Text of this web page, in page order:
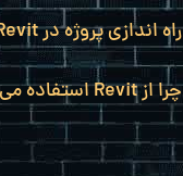
راه اندازی پروژه در Revit
چرا از Revit استفاده می شود؟